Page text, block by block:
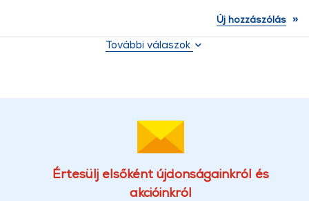
Új hozzászólás »
További válaszok
Értesülj elsőként újdonságainkról és
akcióinkról